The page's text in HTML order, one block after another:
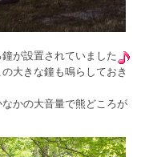
が設置されていました
大きな鐘も鳴らしておき
かの大音量で熊どころが